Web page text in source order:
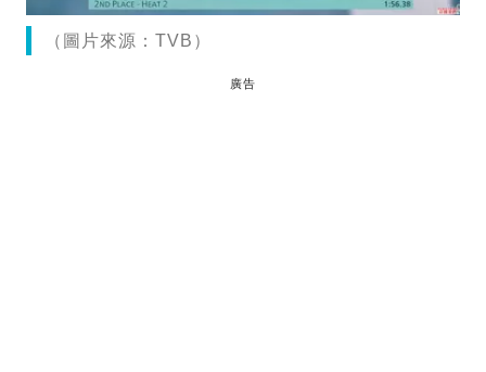
（圖片來源：TVB）
廣告